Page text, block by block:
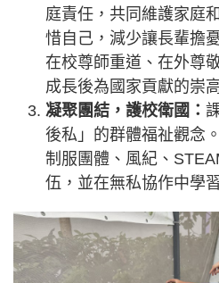
庭責任，共同維護家庭
惜自己，減少讓長輩擔
在校尊師重道、在外尊
成長後為國家貢獻的崇
凝聚團結，護校衛國：
後私」的群體福祉觀念
制服團體、風紀、
伍，並在無私協作中學